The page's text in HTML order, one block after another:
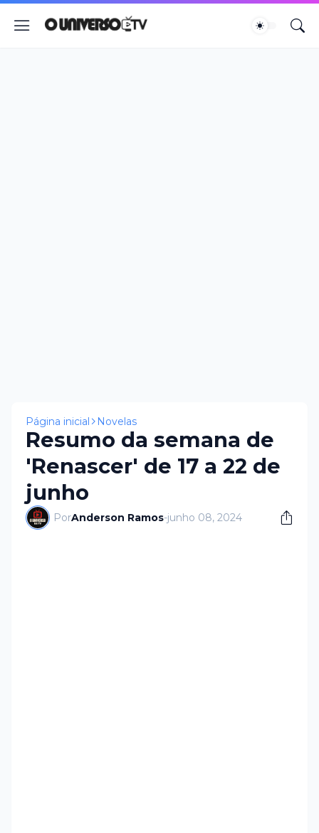
Página inicial Novelas
Resumo da semana de
'Renascer' de 17 a 22 de
junho
PorAnderson Ramos-junho 08, 2024